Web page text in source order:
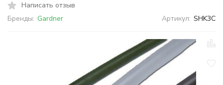
Написать отзыв
Бренды: Gardner Артикул: SHK3С